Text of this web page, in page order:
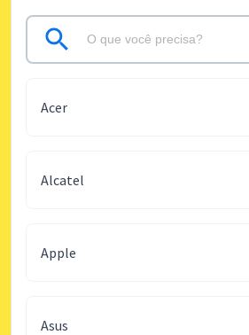
Acer
Alcatel
Apple
Asus